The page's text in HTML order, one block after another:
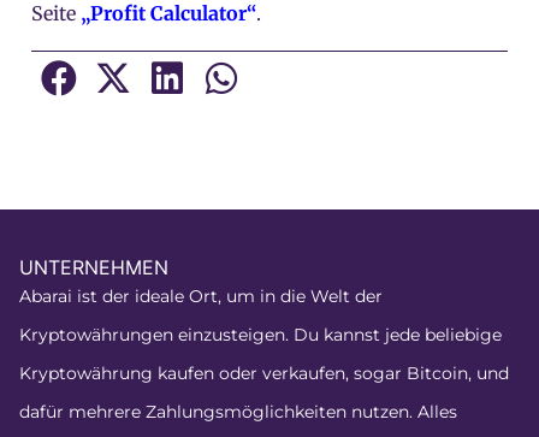
Seite „Profit Calculator“.
UNTERNEHMEN
Abarai ist der ideale Ort, um in die Welt der
Kryptowährungen einzusteigen. Du kannst jede beliebige
Kryptowährung kaufen oder verkaufen, sogar Bitcoin, und
dafür mehrere Zahlungsmöglichkeiten nutzen. Alles